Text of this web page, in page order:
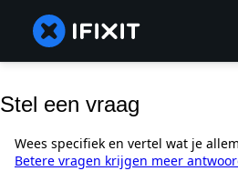
Stel een vraag
Wees specifiek en vertel wat je
Betere vragen krijgen meer